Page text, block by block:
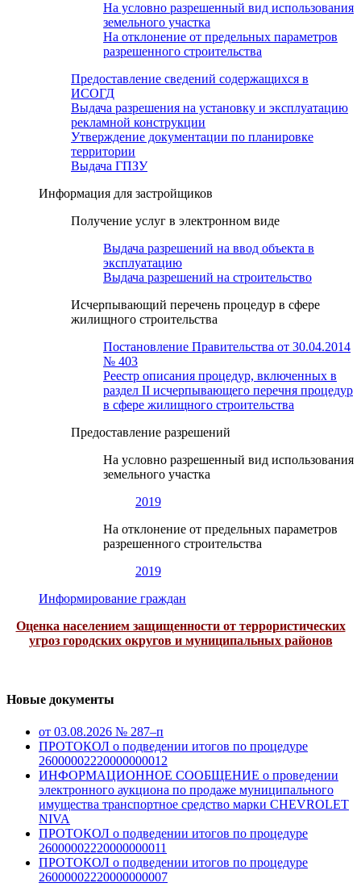
На условно разрешенный вид использования
земельного участка
На отклонение от предельных параметров
разрешенного строительства
Предоставление сведений содержащихся в
ИСОГД
Выдача разрешения на установку и эксплуатацию
рекламной конструкции
Утверждение документации по планировке
территории
Выдача ГПЗУ
Информация для застройщиков
Получение услуг в электронном виде
Выдача разрешений на ввод объекта в
эксплуатацию
Выдача разрешений на строительство
Исчерпывающий перечень процедур в сфере
жилищного строительства
Постановление Правительства от 30.04.2014
№ 403
Реестр описания процедур, включенных в
раздел II исчерпывающего перечня процедур
в сфере жилищного строительства
Предоставление разрешений
На условно разрешенный вид использования
земельного участка
2019
На отклонение от предельных параметров
разрешенного строительства
2019
Информирование граждан
Оценка населением защищенности от террористических
угроз городских округов и муниципальных районов
Новые документы
от 03.08.2026 № 287–п
ПРОТОКОЛ о подведении итогов по процедуре
26000002220000000012
ИНФОРМАЦИОННОЕ СООБЩЕНИЕ о проведении
электронного аукциона по продаже муниципального
имущества транспортное средство марки CHEVROLET
NIVA
ПРОТОКОЛ о подведении итогов по процедуре
26000002220000000011
ПРОТОКОЛ о подведении итогов по процедуре
26000002220000000007